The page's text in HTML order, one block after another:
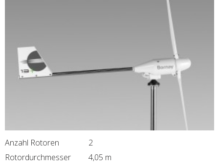
Anzahl Rotoren
2
Rotordurchmesser
4,05 m